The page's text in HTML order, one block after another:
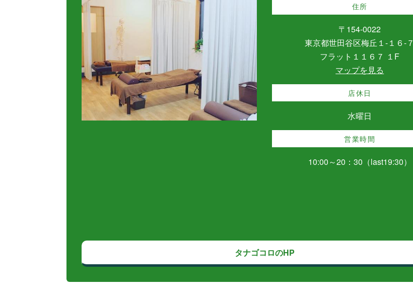
住所
〒154-0022
東京都世田谷区梅丘１-１６-７
フラット１１６７ １F
マップを見る
店休日
水曜日
営業時間
10:00～20：30（last19:30）
タナゴコロのHP